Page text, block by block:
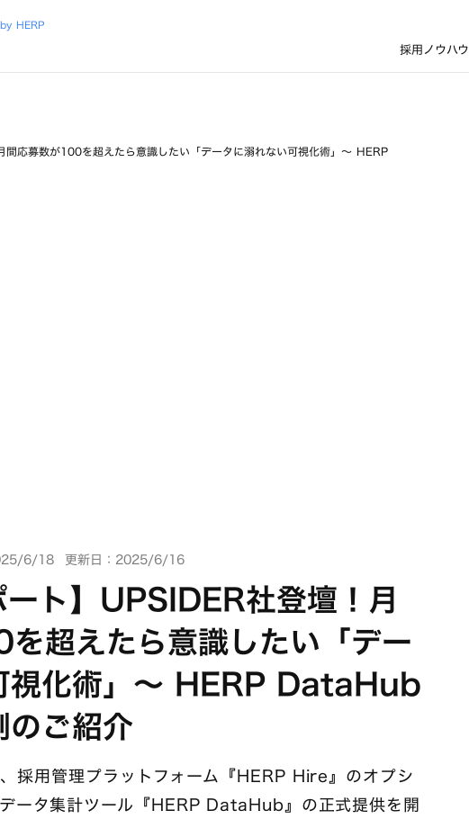
by HERP
採用ノウハウ
間応募数が100を超えたら意識したい「データに溺れない可視化術」〜 HERP
6/18 更新日：2025/6/16
ート】UPSIDER社登壇！月
超えたら意識したい「デー
視化術」〜 HERP DataHub
のご紹介
採用管理プラットフォーム『HERP Hire』のオプシ
ータ集計ツール『HERP DataHub』の正式提供を開